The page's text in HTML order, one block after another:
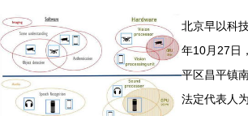
北京早以科
年10月27日
平区昌平镇
法定代表人